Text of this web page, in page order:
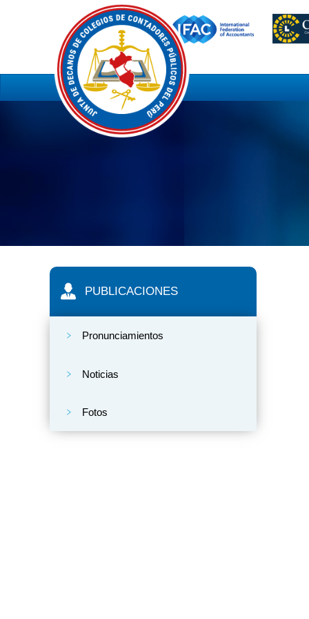
PUBLICACIONES
Pronunciamientos
Noticias
Fotos